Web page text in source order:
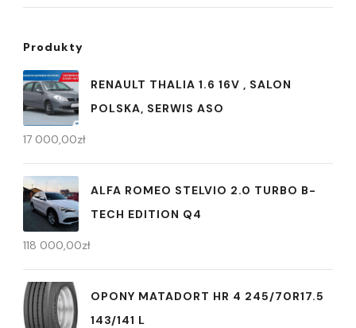
Produkty
RENAULT THALIA 1.6 16V , SALON
POLSKA, SERWIS ASO
17 000,00zł
ALFA ROMEO STELVIO 2.0 TURBO B-
TECH EDITION Q4
118 000,00zł
OPONY MATADORT HR 4 245/70R17.5
143/141 L